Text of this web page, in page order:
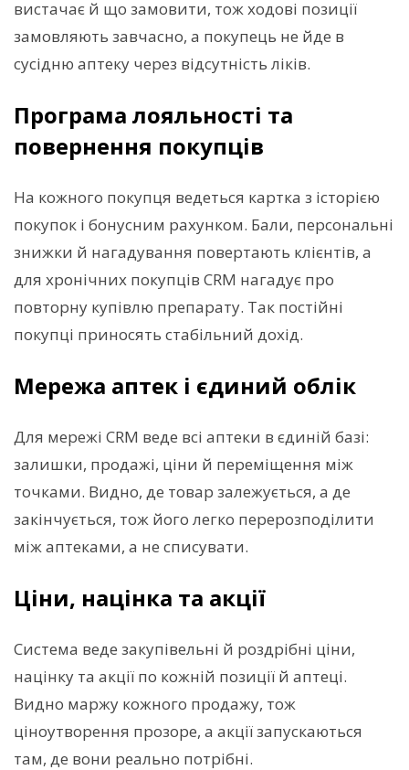
вистачає й що замовити, тож ходові позиції
замовляють завчасно, а покупець не йде в
сусідню аптеку через відсутність ліків.
Програма лояльності та
повернення покупців
На кожного покупця ведеться картка з історією
покупок і бонусним рахунком. Бали, персональні
знижки й нагадування повертають клієнтів, а
для хронічних покупців CRM нагадує про
повторну купівлю препарату. Так постійні
покупці приносять стабільний дохід.
Мережа аптек і єдиний облік
Для мережі CRM веде всі аптеки в єдиній базі:
залишки, продажі, ціни й переміщення між
точками. Видно, де товар залежується, а де
закінчується, тож його легко перерозподілити
між аптеками, а не списувати.
Ціни, націнка та акції
Система веде закупівельні й роздрібні ціни,
націнку та акції по кожній позиції й аптеці.
Видно маржу кожного продажу, тож
ціноутворення прозоре, а акції запускаються
там, де вони реально потрібні.